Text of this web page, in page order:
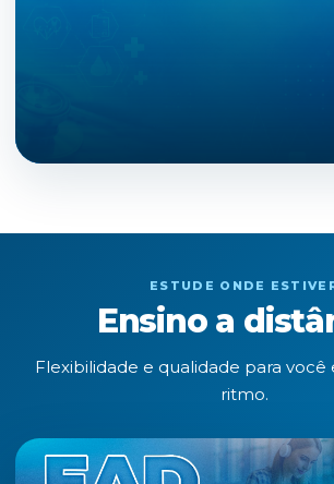
ESTUDE ONDE
Ensino a
Flexibilidade e qualidade para você
ritmo.